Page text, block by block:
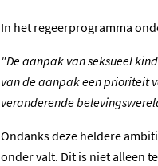
In het regeerprogramma
"De aanpak van seksueel
van de aanpak een prioriteit
veranderende
Ondanks deze heldere
onder valt. Dit is niet alleen